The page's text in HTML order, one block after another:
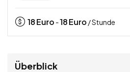
18Euro -18Euro / Stunde
Überblick